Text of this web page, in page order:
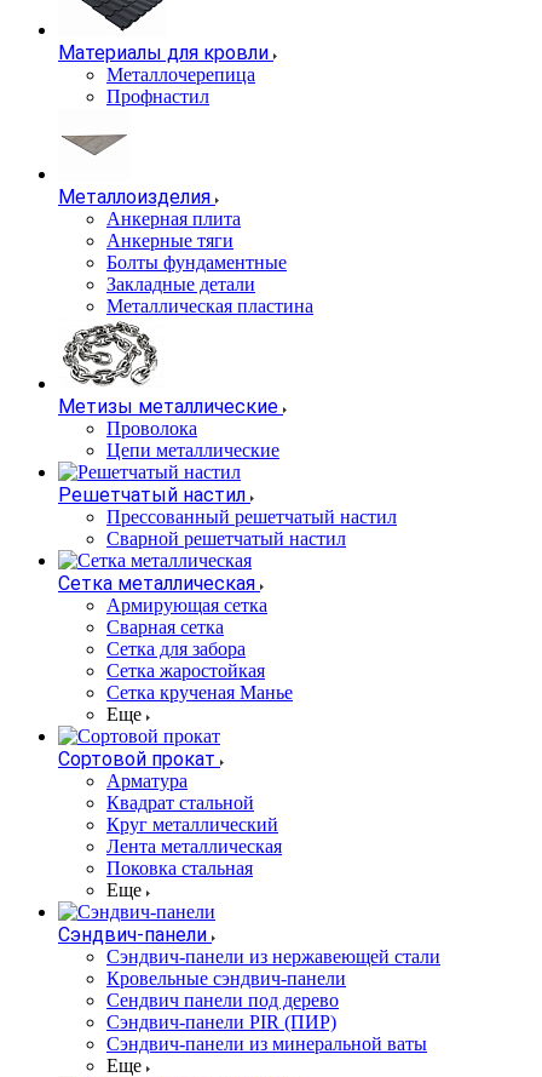
Материалы для кровли
Металлочерепица
Профнастил
Металлоизделия
Анкерная плита
Анкерные тяги
Болты фундаментные
Закладные детали
Металлическая пластина
Метизы металлические
Проволока
Цепи металлические
Решетчатый настил
Прессованный решетчатый настил
Сварной решетчатый настил
Сетка металлическая
Армирующая сетка
Сварная сетка
Сетка для забора
Сетка жаростойкая
Сетка крученая Манье
Еще
Сортовой прокат
Арматура
Квадрат стальной
Круг металлический
Лента металлическая
Поковка стальная
Еще
Сэндвич-панели
Cэндвич-панели из нержавеющей стали
Кровельные сэндвич-панели
Сендвич панели под дерево
Сэндвич-панели PIR (ПИР)
Сэндвич-панели из минеральной ваты
Еще